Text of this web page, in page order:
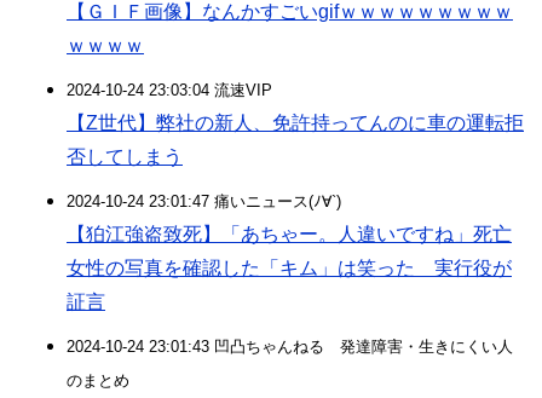
【ＧＩＦ画像】なんかすごいgifｗｗｗｗｗｗｗｗｗ
ｗｗｗｗ
2024-10-24 23:03:04 流速VIP
【Z世代】弊社の新人、免許持ってんのに車の運転拒
否してしまう
2024-10-24 23:01:47 痛いニュース(ﾉ∀`)
【狛江強盗致死】「あちゃー。人違いですね」死亡
女性の写真を確認した「キム」は笑った 実行役が
証言
2024-10-24 23:01:43 凹凸ちゃんねる 発達障害・生きにくい人
のまとめ